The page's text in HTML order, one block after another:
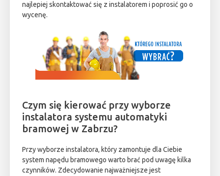
najlepiej skontaktować się z instalatorem i poprosić go o
wycenę.
Czym się kierować przy wyborze
instalatora systemu automatyki
bramowej w Zabrzu?
Przy wyborze instalatora, który zamontuje dla Ciebie
system napędu bramowego warto brać pod uwagę kilka
czynników. Zdecydowanie najważniejsze jest